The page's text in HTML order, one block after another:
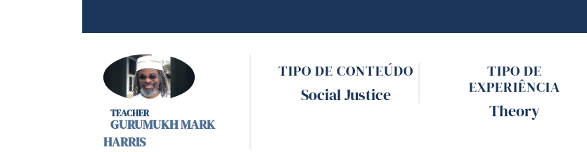
GURUMUKH MARK
HARRIS
TIPO DE CONTEÚDO
Social Justice
TIPO DE
EXPERIÊNCIA
Theory